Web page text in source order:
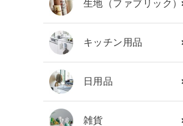
ガイドライン
生地（ファブリック）
キッチン用品
日用品
雑貨